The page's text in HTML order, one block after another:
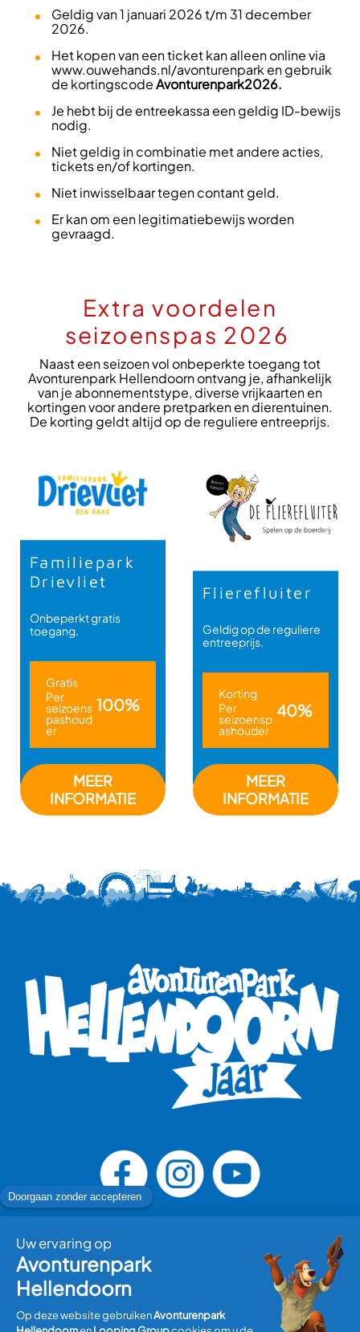
Geldig van 1 januari 2026 t/m 31 december
2026.
Het kopen van een ticket kan alleen online via
www.ouwehands.nl/avonturenpark en gebruik
de kortingscodeAvonturenpark2026.
Je hebt bij de entreekassa een geldig ID-bewijs
nodig.
Niet geldig in combinatie met andere acties,
tickets en/of kortingen.
Niet inwisselbaar tegen contant geld.
Er kan om een legitimatiebewijs worden
gevraagd.
Extra voordelen
seizoenspas 2026
Naast een seizoen vol onbeperkte toegang tot
Avonturenpark Hellendoorn ontvang je, afhankelijk
van je abonnementstype, diverse vrijkaarten en
kortingen voor andere pretparken en dierentuinen.
De korting geldt altijd op de reguliere entreeprijs.
Familiepark
Drievliet
Onbeperkt gratis
toegang.
Gratis
Per
seizoens
pashoud
er
100%
MEER
INFORMATIE
Flierefluiter
Geldig op de reguliere
entreeprijs.
Korting
Per
seizoensp
ashouder
40%
MEER
INFORMATIE
Bezoek plannen